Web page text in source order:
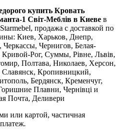
купить Кровать
1 Світ-Меблів в Киеве в
продажа с доставкой по
Киев, Харьков, Днепр,
Чернигов, Белая-
Кривой-Рог, Суммы, Рівне, Львів,
Полтава, Николаев, Херсон,
Кропивницкий,
Бердянск, Кременчуг,
Плавни, Чернівці и
Почта, Деливери
или картой, частичная